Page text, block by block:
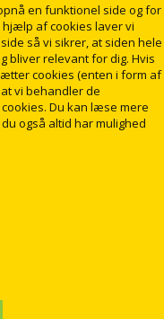
en funktionel side og for
af cookies laver vi
så vi sikrer, at siden hele
bliver relevant for dig. Hvis
cookies (enten i form af
vi behandler de
Du kan læse mere
du også altid har mulighed
forbeholdt